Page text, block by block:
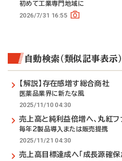
初めて工業専門地域に
2026/7/31 16:55
自動検索（類似記事表示）
【解説】存在感増す総合商社
医薬品業界に新たな風
2025/11/10 04:30
売上高と純利益倍増へ、丸紅フ
毎年2製品導入または販売提携
2025/11/21 04:30
売上高目標達成へ「成長源確保